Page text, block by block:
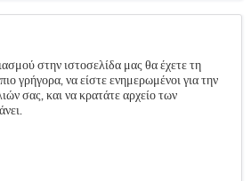
στην ιστοσελίδα μας θα έχετε τη
γρήγορα, να είστε ενημερωμένοι για την
σας, και να κρατάτε αρχείο των